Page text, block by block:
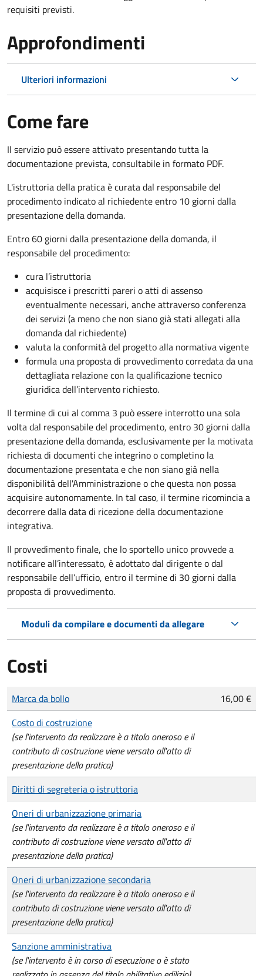
requisiti previsti.
Approfondimenti
Ulteriori informazioni
Come fare
Il servizio può essere attivato presentando tutta la
documentazione prevista, consultabile in formato PDF.
L'istruttoria della pratica è curata dal responsabile del
procedimento indicato al richiedente entro 10 giorni dalla
presentazione della domanda.
Entro 60 giorni dalla presentazione della domanda, il
responsabile del procedimento:
cura l’istruttoria
acquisisce i prescritti pareri o atti di assenso
eventualmente necessari, anche attraverso conferenza
dei servizi (a meno che non siano già stati allegati alla
domanda dal richiedente)
valuta la conformità del progetto alla normativa vigente
formula una proposta di provvedimento corredata da una
dettagliata relazione con la qualificazione tecnico
giuridica dell’intervento richiesto.
Il termine di cui al comma 3 può essere interrotto una sola
volta dal responsabile del procedimento, entro 30 giorni dalla
presentazione della domanda, esclusivamente per la motivata
richiesta di documenti che integrino o completino la
documentazione presentata e che non siano già nella
disponibilità dell'Amministrazione o che questa non possa
acquisire autonomamente. In tal caso, il termine ricomincia a
decorrere dalla data di ricezione della documentazione
integrativa.
Il provvedimento finale, che lo sportello unico provvede a
notificare all’interessato, è adottato dal dirigente o dal
responsabile dell’ufficio, entro il termine di 30 giorni dalla
proposta di provvedimento.
Moduli da compilare e documenti da allegare
Costi
Tipo di pagamento
Importo
Marca da bollo
16,00 €
Costo di costruzione
(se l'intervento da realizzare è a titolo oneroso e il
contributo di costruzione viene versato all'atto di
presentazione della pratica)
Diritti di segreteria o istruttoria
Oneri di urbanizzazione primaria
(se l'intervento da realizzare è a titolo oneroso e il
contributo di costruzione viene versato all'atto di
presentazione della pratica)
Oneri di urbanizzazione secondaria
(se l'intervento da realizzare è a titolo oneroso e il
contributo di costruzione viene versato all'atto di
presentazione della pratica)
Sanzione amministrativa
(se l'intervento è in corso di esecuzione o è stato